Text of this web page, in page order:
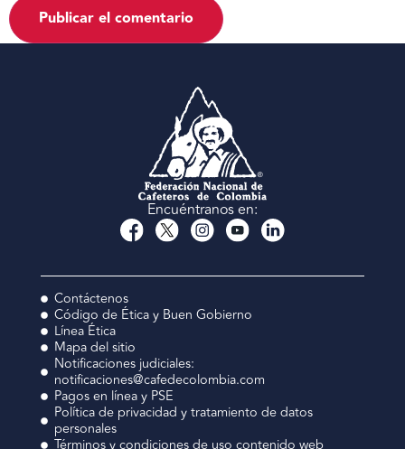
Encuéntranos en:
Contáctenos
Código de Ética y Buen Gobierno
Línea Ética
Mapa del sitio
Notificaciones judiciales:
notificaciones@cafedecolombia.com
Pagos en línea y PSE
Política de privacidad y tratamiento de datos
personales
Términos y condiciones de uso contenido web